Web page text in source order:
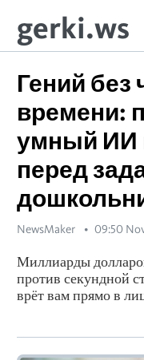
gerki.ws
Гений без
времени:
умный ИИ
перед
NewsMaker 09:50
Миллиарды
против секундной
врёт вам прямо в